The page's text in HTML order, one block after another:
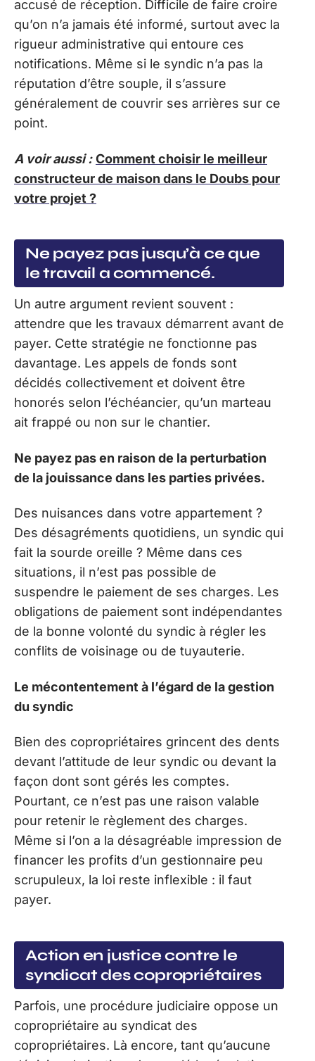
accusé de réception. Difficile de faire croire
qu’on n’a jamais été informé, surtout avec la
rigueur administrative qui entoure ces
notifications. Même si le syndic n’a pas la
réputation d’être souple, il s’assure
généralement de couvrir ses arrières sur ce
point.
A voir aussi : Comment choisir le meilleur
constructeur de maison dans le Doubs pour
votre projet ?
Ne payez pas jusqu’à ce que
le travail a commencé.
Un autre argument revient souvent :
attendre que les travaux démarrent avant de
payer. Cette stratégie ne fonctionne pas
davantage. Les appels de fonds sont
décidés collectivement et doivent être
honorés selon l’échéancier, qu’un marteau
ait frappé ou non sur le chantier.
Ne payez pas en raison de la perturbation
de la jouissance dans les parties privées.
Des nuisances dans votre appartement ?
Des désagréments quotidiens, un syndic qui
fait la sourde oreille ? Même dans ces
situations, il n’est pas possible de
suspendre le paiement de ses charges. Les
obligations de paiement sont indépendantes
de la bonne volonté du syndic à régler les
conflits de voisinage ou de tuyauterie.
Le mécontentement à l’égard de la gestion
du syndic
Bien des copropriétaires grincent des dents
devant l’attitude de leur syndic ou devant la
façon dont sont gérés les comptes.
Pourtant, ce n’est pas une raison valable
pour retenir le règlement des charges.
Même si l’on a la désagréable impression de
financer les profits d’un gestionnaire peu
scrupuleux, la loi reste inflexible : il faut
payer.
Action en justice contre le
syndicat des copropriétaires
Parfois, une procédure judiciaire oppose un
copropriétaire au syndicat des
copropriétaires. Là encore, tant qu’aucune